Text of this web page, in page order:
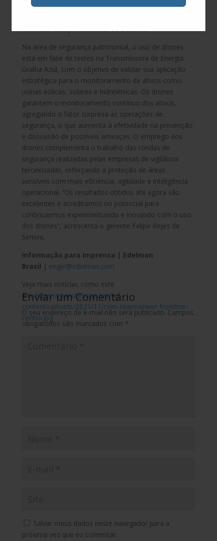
tomada de decisão baseada em dados e reforça a
minimizar indisponibilidades do sistema.
Na área de segurança patrimonial, o uso de drones
está em fase de testes na Transmissora de Energia
Gralha Azul, com o objetivo de validar sua aplicação
estratégica para o monitoramento de ativos como
usinas eólicas, solares e hidrelétricas. Os drones
garantem o monitoramento contínuo dos ativos,
agregando o fator surpresa às operações de
segurança, o que aumenta a efetividade na prevenção
e dissuasão de possíveis ameaças. O emprego dos
drones complementa o trabalho das rondas de
segurança realizadas pelas empresas de vigilância
terceirizadas, reforçando a proteção de áreas
sensíveis com mais eficiência, agilidade e inteligência
operacional. “Os resultados obtidos até agora são
excelentes e acreditamos no potencial para
continuarmos experimentando e inovando com o uso
dos drones”, acrescenta o gerente Felipe Rejes de
Simoni.
Informação para Imprensa | Edelman
Brasil | engie@edelman.com
Veja mais notícias como este
em:https://manutencao.net/wp-
content/uploads/2021/11/com-teamviewer-frontline-
centro.jpg
Enviar um Comentário
O seu endereço de e-mail não será publicado. Campos
obrigatórios são marcados com *
Salvar meus dados neste navegador para a
próxima vez que eu comentar.